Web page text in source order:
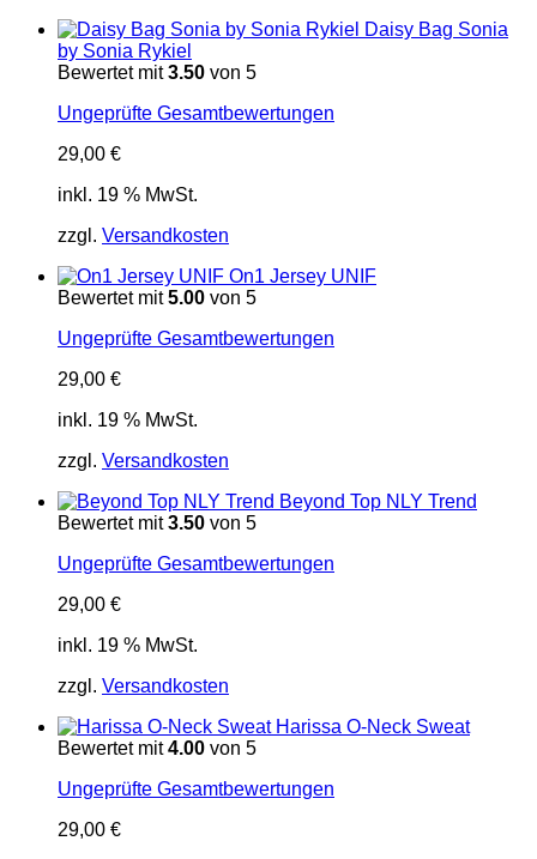
Daisy Bag Sonia
by Sonia Rykiel
Bewertet mit3.50 von 5
Ungeprüfte Gesamtbewertungen
29,00 €
inkl. 19 % MwSt.
zzgl. Versandkosten
On1 Jersey UNIF
Bewertet mit5.00 von 5
Ungeprüfte Gesamtbewertungen
29,00 €
inkl. 19 % MwSt.
zzgl. Versandkosten
Beyond Top NLY Trend
Bewertet mit3.50 von 5
Ungeprüfte Gesamtbewertungen
29,00 €
inkl. 19 % MwSt.
zzgl. Versandkosten
Harissa O-Neck Sweat
Bewertet mit4.00 von 5
Ungeprüfte Gesamtbewertungen
29,00 €